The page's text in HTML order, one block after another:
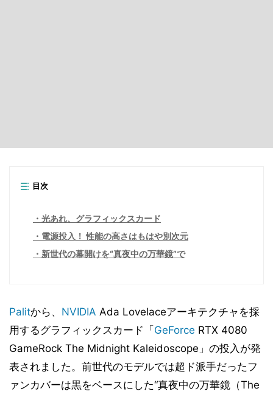
目次
光あれ、グラフィックスカード
電源投入！ 性能の高さはもはや別次元
新世代の幕開けを“真夜中の万華鏡”で
Palitから、 NVIDIA Ada Lovelaceアーキテクチャを採
用するグラフィックスカード「 GeForce RTX 4080
GameRock The Midnight Kaleidoscope」の投入が発
表されました。前世代のモデルでは超ド派手だったフ
ァンカバーは黒をベースにした“真夜中の万華鏡（The